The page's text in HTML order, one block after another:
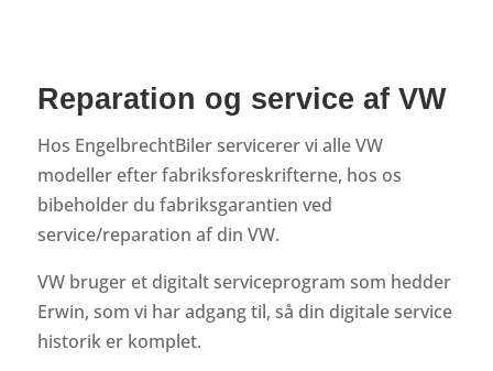
Reparation og service af VW
Hos EngelbrechtBiler servicerer vi alle VW
modeller efter fabriksforeskrifterne, hos os
bibeholder du fabriksgarantien ved
service/reparation af din VW.
VW bruger et digitalt serviceprogram som hedder
Erwin, som vi har adgang til, så din digitale service
historik er komplet.